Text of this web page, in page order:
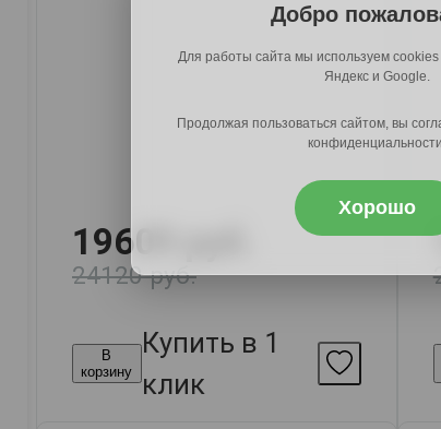
19609 руб.
24120 руб.
В
корзину
Купить в 1
клик
Добро
Для работы сайта мы используем
Яндекс и Google.
Продолжая пользоваться сайтом, вы
Хорошо